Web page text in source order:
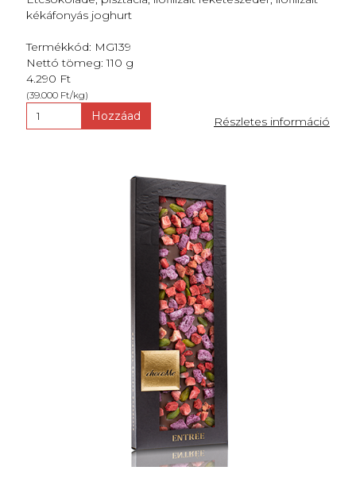
kékáfonyás joghurt
Termékkód: MG139
Nettó tömeg: 110 g
4.290 Ft
(39.000 Ft/kg)
Hozzáad Részletes információ